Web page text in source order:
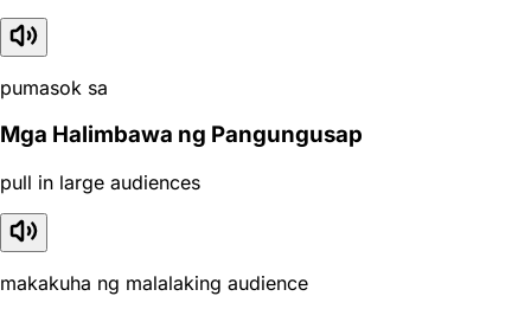
pumasok sa
Mga Halimbawa ng Pangungusap
pull in large audiences
makakuha ng malalaking audience